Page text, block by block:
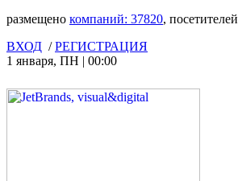
размещено компаний: 37820, посетителей
ВХОД /РЕГИСТРАЦИЯ
1 января, ПН | 00:00